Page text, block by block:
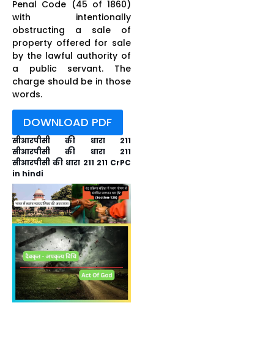
Penal Code (45 of 1860)
with intentionally
obstructing a sale of
property offered for sale
by the lawful authority of
a public servant. The
charge should be in those
words.
DOWNLOAD PDF
सीआरपीसी की धारा 211
सीआरपीसी की धारा 211
सीआरपीसी की धारा 211 211 CrPC
in hindi